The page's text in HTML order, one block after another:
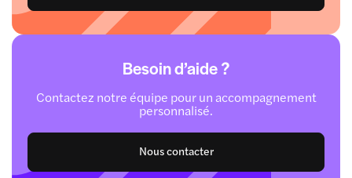
Besoin d’aide ?
Contactez notre équipe pour un accompagnement
personnalisé.
Nous contacter